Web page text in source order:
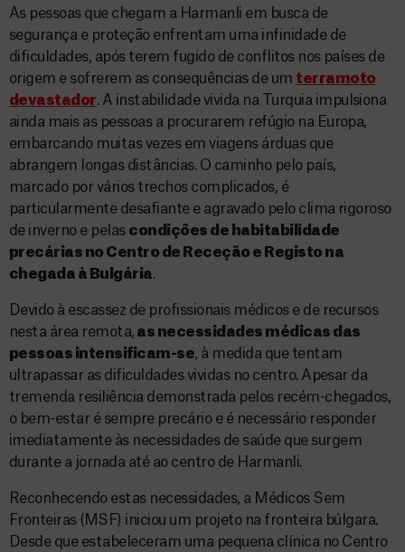
As pessoas que chegam a Harmanli em busca de
segurança e proteção enfrentam uma infinidade de
dificuldades, após terem fugido de conflitos nos países de
origem e sofrerem as consequências de um terramoto
devastador. A instabilidade vivida na Turquia impulsiona
ainda mais as pessoas a procurarem refúgio na Europa,
embarcando muitas vezes em viagens árduas que
abrangem longas distâncias. O caminho pelo país,
marcado por vários trechos complicados, é
particularmente desafiante e agravado pelo clima rigoroso
de inverno e pelas condições de habitabilidade
precárias no Centro de Receção e Registo na
chegada à Bulgária.
Devido à escassez de profissionais médicos e de recursos
nesta área remota, as necessidades médicas das
pessoas intensificam-se, à medida que tentam
ultrapassar as dificuldades vividas no centro. Apesar da
tremenda resiliência demonstrada pelos recém-chegados,
o bem-estar é sempre precário e é necessário responder
imediatamente às necessidades de saúde que surgem
durante a jornada até ao centro de Harmanli.
Reconhecendo estas necessidades, a Médicos Sem
Fronteiras (MSF) iniciou um projeto na fronteira búlgara.
Desde que estabeleceram uma pequena clínica no Centro